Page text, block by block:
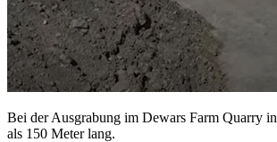
Bei der Ausgrabung im Dewars Farm Quarry
als 150 Meter lang.